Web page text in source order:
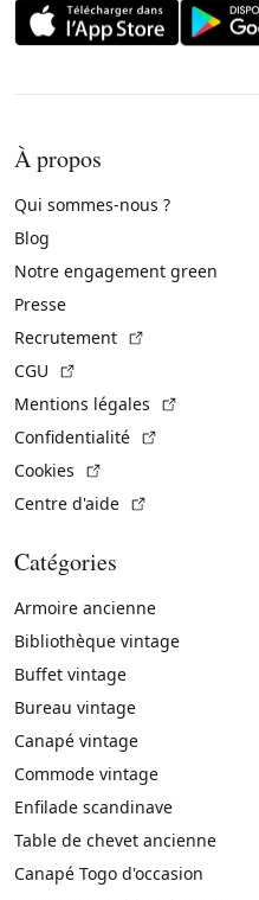
À propos
Qui sommes-nous ?
Blog
Notre engagement green
Presse
Recrutement
CGU
Mentions légales
Confidentialité
Cookies
Centre d'aide
Catégories
Armoire ancienne
Bibliothèque vintage
Buffet vintage
Bureau vintage
Canapé vintage
Commode vintage
Enfilade scandinave
Table de chevet ancienne
Canapé Togo d'occasion